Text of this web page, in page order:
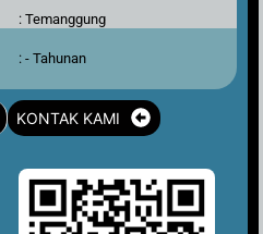
: Temanggung
: - Tahunan
KONTAK KAMI